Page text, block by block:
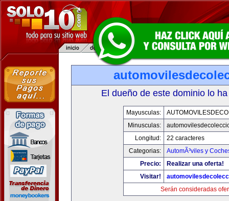
El dueño de este dominio lo
Mayusculas:
Minusculas:
Longitud:
22 caracteres
Categorias:
AutomÃ³viles y
Precio:
Realizar una oferta!
Visitar!
Serán consideradas